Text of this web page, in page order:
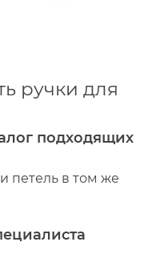
ручки для
подходящих
петель в том же